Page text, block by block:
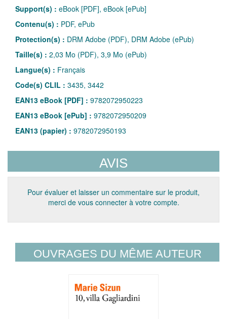
Support(s) : eBook [PDF], eBook [ePub]
Contenu(s) : PDF, ePub
Protection(s) : DRM Adobe (PDF), DRM Adobe (ePub)
Taille(s) : 2,03 Mo (PDF), 3,9 Mo (ePub)
Langue(s) : Français
Code(s) CLIL : 3435, 3442
EAN13 eBook [PDF] : 9782072950223
EAN13 eBook [ePub] : 9782072950209
EAN13 (papier) : 9782072950193
AVIS
Pour évaluer et laisser un commentaire sur le produit,
merci de vous connecter à votre compte.
OUVRAGES DU MÊME AUTEUR